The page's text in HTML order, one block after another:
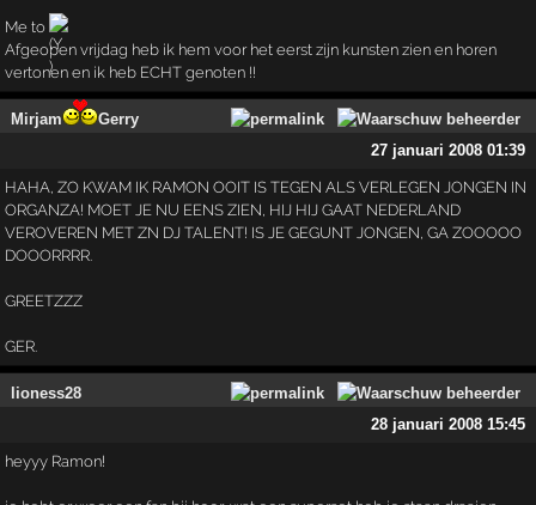
Me to
Afgeopen vrijdag heb ik hem voor het eerst zijn kunsten zien en horen
vertonen en ik heb ECHT genoten !!
Mirjam
Gerry
27 januari 2008 01:39
HAHA, ZO KWAM IK RAMON OOIT IS TEGEN ALS VERLEGEN JONGEN IN
ORGANZA! MOET JE NU EENS ZIEN, HIJ HIJ GAAT NEDERLAND
VEROVEREN MET ZN DJ TALENT! IS JE GEGUNT JONGEN, GA ZOOOOO
DOOORRRR.
GREETZZZ
GER.
lioness28
28 januari 2008 15:45
heyyy Ramon!